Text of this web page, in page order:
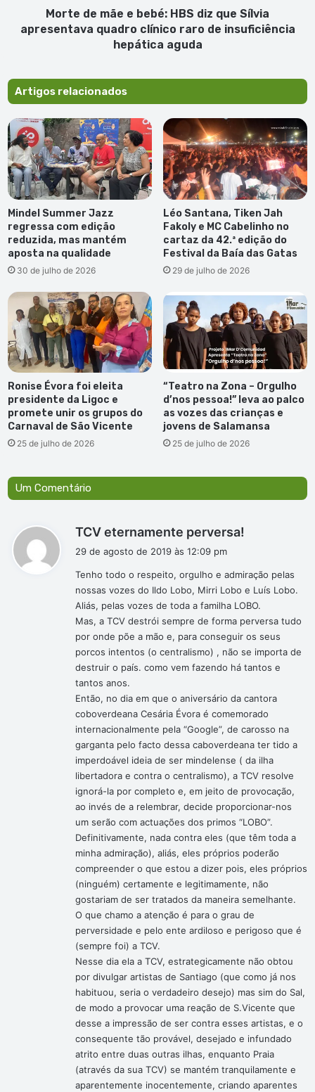
apresentava
quadro
insuficiência
hepática
Morte de mãe e bebé: HBS diz que Sílvia
apresentava quadro clínico raro de insuficiência
hepática aguda
Artigos relacionados
Mindel Summer Jazz
regressa com edição
reduzida, mas mantém
aposta na qualidade
30 de julho de 2026
Léo Santana, Tiken Jah
Fakoly e MC Cabelinho no
cartaz da 42.ª edição do
Festival da Baía das Gatas
29 de julho de 2026
Ronise Évora foi eleita
presidente da Ligoc e
promete unir os grupos do
Carnaval de São Vicente
25 de julho de 2026
“Teatro na Zona – Orgulho
d’nos pessoa!” leva ao palco
as vozes das crianças e
jovens de Salamansa
25 de julho de 2026
Um Comentário
TCV eternamente perversa!
s
e
:
29 de agosto de 2019 às 12:09 pm
Tenho todo o respeito, orgulho e admiração pelas
nossas vozes do Ildo Lobo, Mirri Lobo e Luís Lobo.
Aliás, pelas vozes de toda a familha LOBO.
Mas, a TCV destrói sempre de forma perversa tudo
por onde põe a mão e, para conseguir os seus
porcos intentos (o centralismo) , não se importa de
destruir o país. como vem fazendo há tantos e
tantos anos.
Então, no dia em que o aniversário da cantora
coboverdeana Cesária Évora é comemorado
internacionalmente pela “Google”, de carosso na
garganta pelo facto dessa caboverdeana ter tido a
imperdoável ideia de ser mindelense ( da ilha
libertadora e contra o centralismo), a TCV resolve
ignorá-la por completo e, em jeito de provocação,
ao invés de a relembrar, decide proporcionar-nos
um serão com actuações dos primos “LOBO”.
Definitivamente, nada contra eles (que têm toda a
minha admiração), aliás, eles próprios poderão
compreender o que estou a dizer pois, eles próprios
(ninguém) certamente e legitimamente, não
gostariam de ser tratados da maneira semelhante.
O que chamo a atenção é para o grau de
perversidade e pelo ente ardiloso e perigoso que é
(sempre foi) a TCV.
Nesse dia ela a TCV, estrategicamente não obtou
por divulgar artistas de Santiago (que como já nos
habituou, seria o verdadeiro desejo) mas sim do Sal,
de modo a provocar uma reação de S.Vicente que
desse a impressão de ser contra esses artistas, e o
consequente tão provável, desejado e infundado
atrito entre duas outras ilhas, enquanto Praia
(através da sua TCV) se mantém tranquilamente e
aparentemente inocentemente, criando aparentes